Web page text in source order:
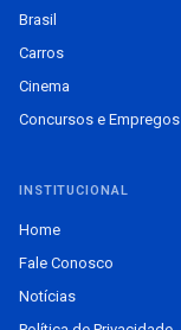
Brasil
Carros
Cinema
Concursos e Empregos
INSTITUCIONAL
Home
Fale Conosco
Notícias